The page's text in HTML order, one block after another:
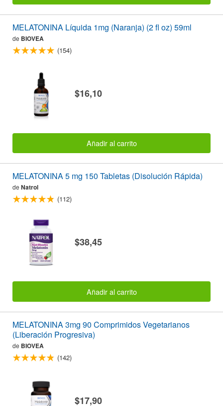
MELATONINA Líquida 1mg (Naranja) (2 fl oz) 59ml
de BIOVEA
(154)
$16,10
Añadir al carrito
MELATONINA 5 mg 150 Tabletas (Disolución Rápida)
de Natrol
(112)
$38,45
Añadir al carrito
MELATONINA 3mg 90 Comprimidos Vegetarianos
(Liberación Progresiva)
de BIOVEA
(142)
$17,90